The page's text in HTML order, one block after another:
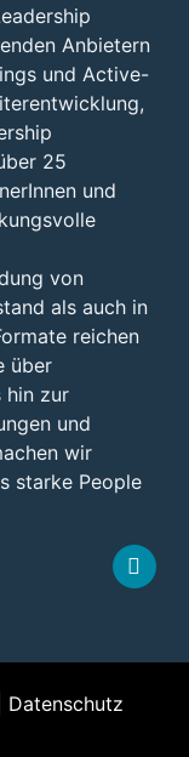
Anbietern
und Active-
25
und
von
als auch in
reichen
über
hin zur
und
wir
starke People
Datenschutz